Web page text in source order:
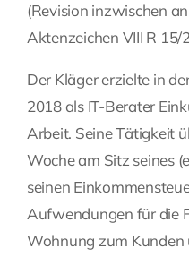
(Revision inzwischen
Aktenzeichen VIII R 15/
Der Kläger erzielte in
2018 als IT-Berater
Arbeit. Seine Tätigkeit
Woche am Sitz seines
seinen
Aufwendungen für die
Wohnung zum Kunden